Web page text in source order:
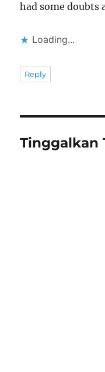
had some doubts
Loading...
Reply
Tinggalkan